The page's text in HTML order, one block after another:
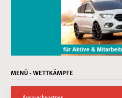
MENÜ - WETTKÄMPFE